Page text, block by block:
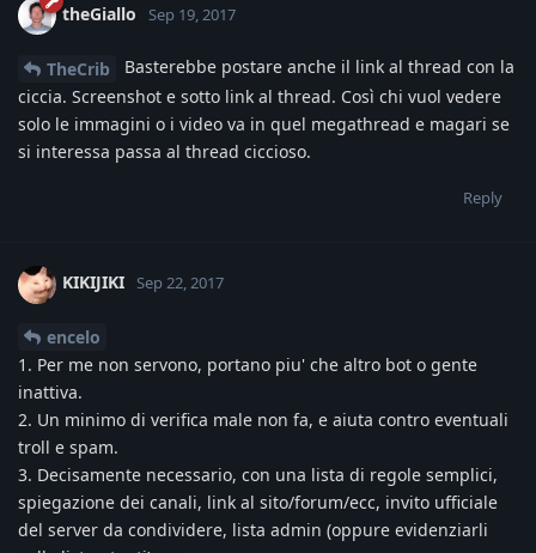
theGiallo Sep 19, 2017
TheCrib
Basterebbe postare anche il link al thread con la
ciccia. Screenshot e sotto link al thread. Così chi vuol vedere
solo le immagini o i video va in quel megathread e magari se
si interessa passa al thread ciccioso.
Reply
KIKIJIKI Sep 22, 2017
encelo
1. Per me non servono, portano piu' che altro bot o gente
inattiva.
2. Un minimo di verifica male non fa, e aiuta contro eventuali
troll e spam.
3. Decisamente necessario, con una lista di regole semplici,
spiegazione dei canali, link al sito/forum/ecc, invito ufficiale
del server da condividere, lista admin (oppure evidenziarli